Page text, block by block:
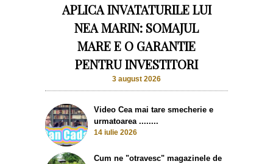
APLICA INVATATURILE LUI
NEA MARIN: SOMAJUL
MARE E O GARANTIE
PENTRU INVESTITORI
3 august 2026
Video Cea mai tare smecherie e
urmatoarea ........
14 iulie 2026
Cum ne "otravesc" magazinele de